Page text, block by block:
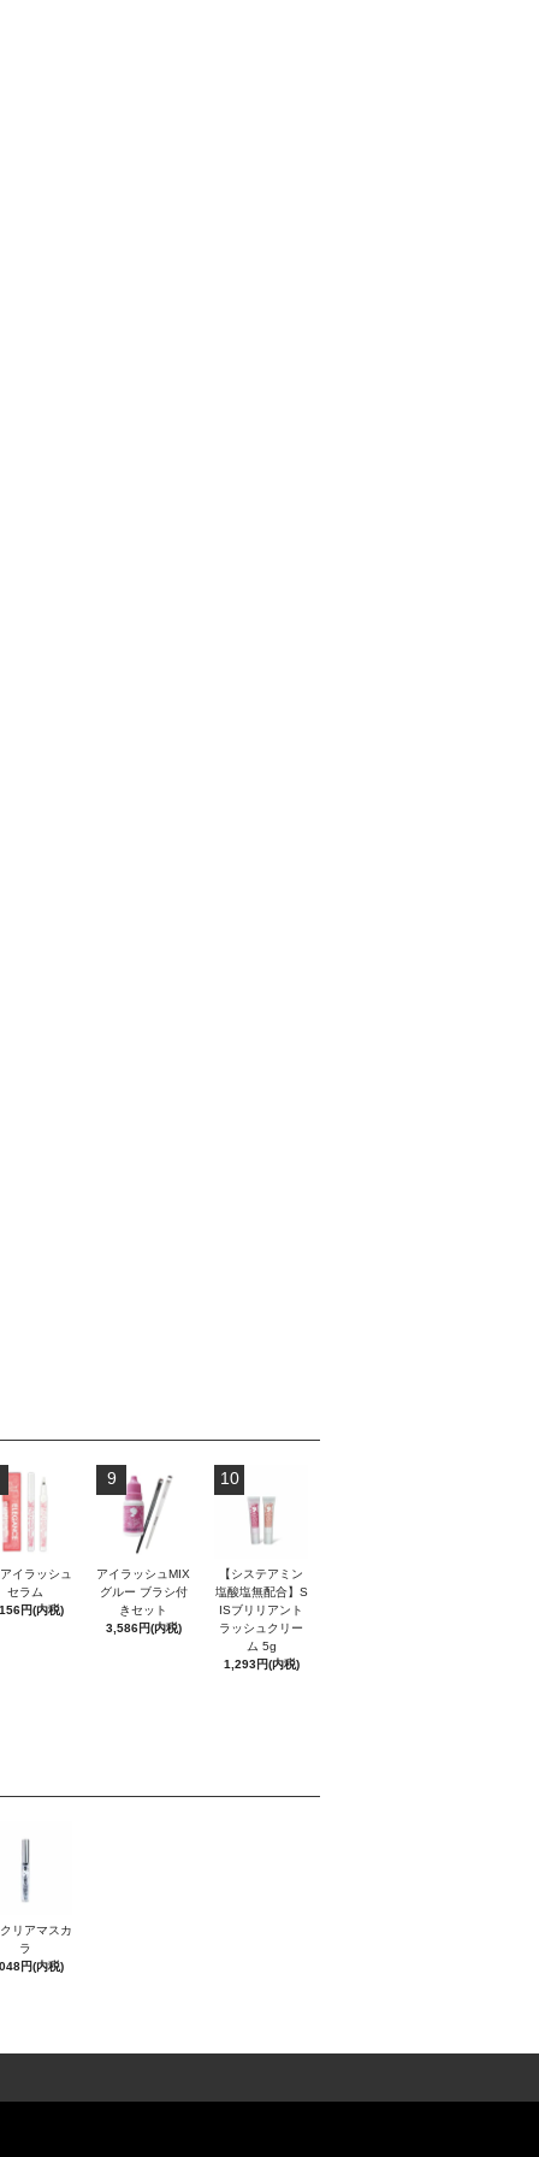
イラッシュ
セラム
円(内税)
9
アイラッシュMIX
グルー ブラシ付
きセット
3,586円(内税)
10
【システアミン
塩酸塩無配合】S
ISブリリアント
ラッシュクリー
ム 5g
1,293円(内税)
リアマスカ
ラ
円(内税)